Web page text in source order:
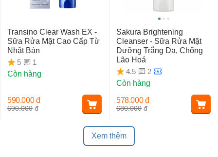
Transino Clear Wash EX -
Sữa Rửa Mặt Cao Cấp Từ
Nhật Bản
5
1
Còn hàng
690.000 đ
590.000 đ
Sakura Brightening
Cleanser - Sữa Rửa Mặt
Dưỡng Trắng Da, Chống
Lão Hoá
4.5
2
Còn hàng
680.000 đ
578.000 đ
Xem thêm